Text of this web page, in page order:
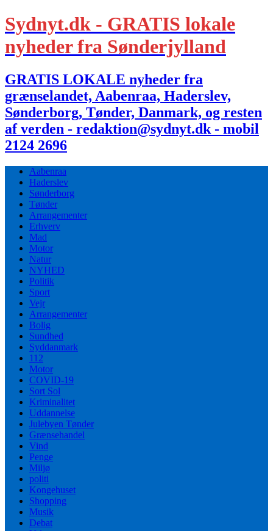
Sydnyt.dk - GRATIS lokale
nyheder fra Sønderjylland
GRATIS LOKALE nyheder fra
grænselandet, Aabenraa, Haderslev,
Sønderborg, Tønder, Danmark, og resten
af verden - redaktion@sydnyt.dk - mobil
2124 2696
Aabenraa
Haderslev
Sønderborg
Tønder
Arrangementer
Erhverv
Mad
Motor
Natur
NYHED
Politik
Sport
Vejr
Arrangementer
Bolig
Sundhed
Syddanmark
112
Motor
COVID-19
Sort Sol
Kriminalitet
Uddannelse
Julebyen Tønder
Grænsehandel
Vind
Penge
Miljø
politi
Kongehuset
Shopping
Musik
Debat